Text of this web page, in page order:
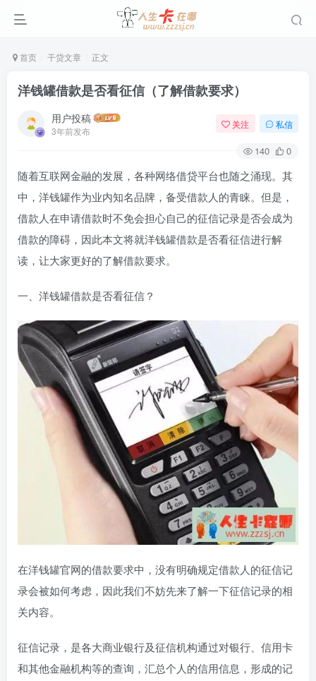
首页 干贷文章 正文
洋钱罐借款是否看征信（了解借款要求）
用户投稿
3年前发布
关注 私信
140 0
随着互联网金融的发展，各种网络借贷平台也随之涌现。其
中，洋钱罐作为业内知名品牌，备受借款人的青睐。但是，
借款人在申请借款时不免会担心自己的征信记录是否会成为
借款的障碍，因此本文将就洋钱罐借款是否看征信进行解
读，让大家更好的了解借款要求。
一、洋钱罐借款是否看征信？
在洋钱罐官网的借款要求中，没有明确规定借款人的征信记
录会被如何考虑，因此我们不妨先来了解一下征信记录的相
关内容。
征信记录，是各大商业银行及征信机构通过对银行、信用卡
和其他金融机构等的查询，汇总个人的信用信息，形成的记